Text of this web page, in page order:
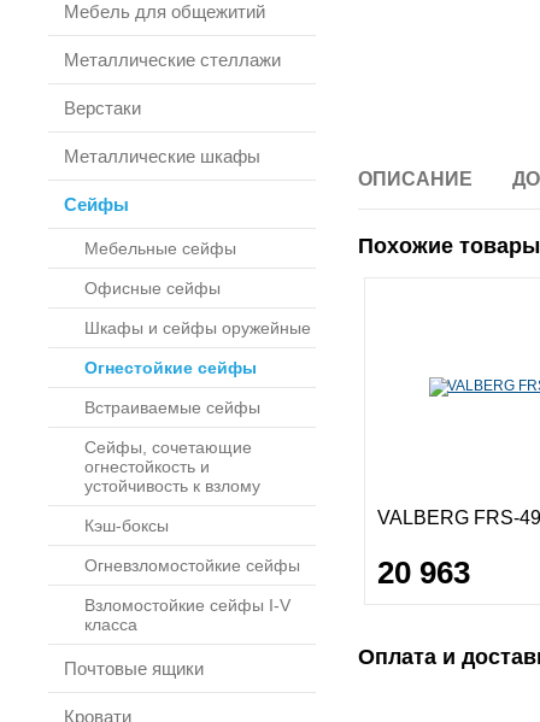
Мебель для общежитий
Металлические стеллажи
Верстаки
Металлические шкафы
Сейфы
Мебельные сейфы
Офисные сейфы
Шкафы и сейфы оружейные
Огнестойкие сейфы
Встраиваемые сейфы
Сейфы, сочетающие
огнестойкость и
устойчивость к взлому
Кэш-боксы
Огневзломостойкие сейфы
Взломостойкие сейфы I-V
класса
Почтовые ящики
Кровати
ОПИСАНИЕ
Похожие
VALBERG FRS-
20 963
Оплата и